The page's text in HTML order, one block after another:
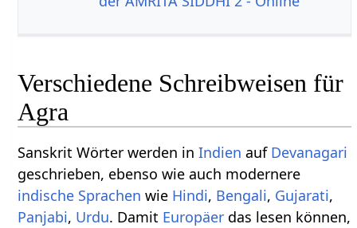
Verschiedene Schreibweisen für
Agra
Sanskrit Wörter werden inIndien auf Devanagari
geschrieben, ebenso wie auch modernere
indische Sprachen wie Hindi, Bengali, Gujarati,
Panjabi, Urdu. Damit Europäer das lesen können,